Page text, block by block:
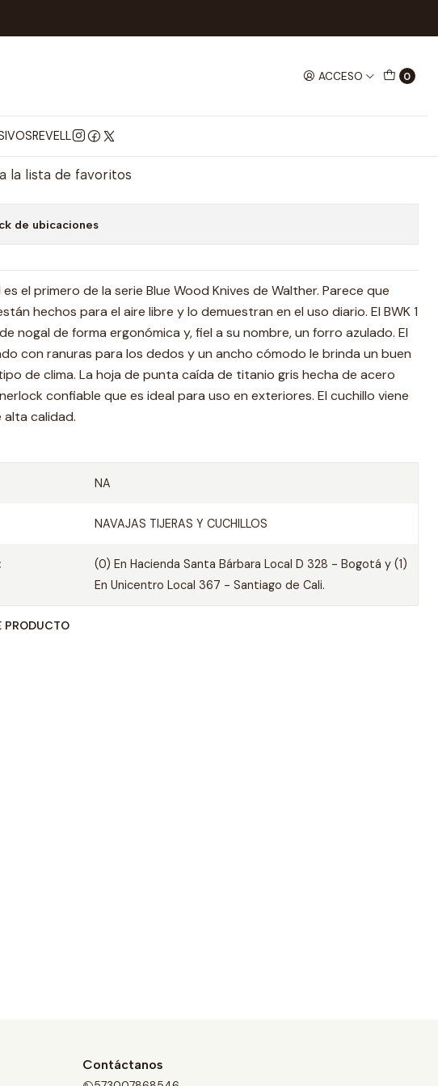
ACCESO 0
REVELL
Y CUCHILLOS
1 Walther
Comprar ahora
la lista de favoritos
de ubicaciones
es el primero de la serie Blue Wood Knives de Walther. Parece que
hechos para el aire libre y lo demuestran en el uso diario. El BWK 1
nogal de forma ergonómica y, fiel a su nombre, un forro azulado. El
con ranuras para los dedos y un ancho cómodo le brinda un buen
de clima. La hoja de punta caída de titanio gris hecha de acero
confiable que es ideal para uso en exteriores. El cuchillo viene
calidad.
NA
NAVAJAS TIJERAS Y CUCHILLOS
(0) En Hacienda Santa Bárbara Local D 328 - Bogotá y (1)
En Unicentro Local 367 - Santiago de Cali.
PRODUCTO
Contáctanos